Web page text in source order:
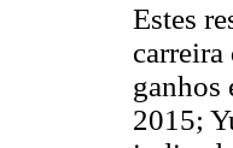
Estes
carreira
ganhos
2015;